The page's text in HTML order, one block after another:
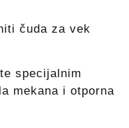
čuda za vek
specijalnim
mekana i otporna